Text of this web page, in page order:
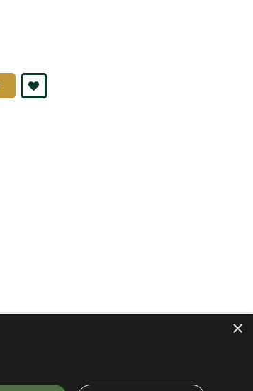
×